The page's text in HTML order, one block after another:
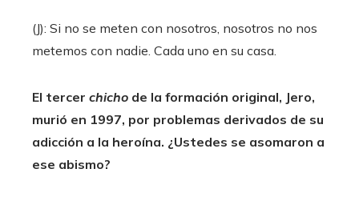
(J): Si no se meten con nosotros, nosotros no nos
metemos con nadie. Cada uno en su casa.
El tercer chicho de la formación original, Jero,
murió en 1997, por problemas derivados de su
adicción a la heroína. ¿Ustedes se asomaron a
ese abismo?